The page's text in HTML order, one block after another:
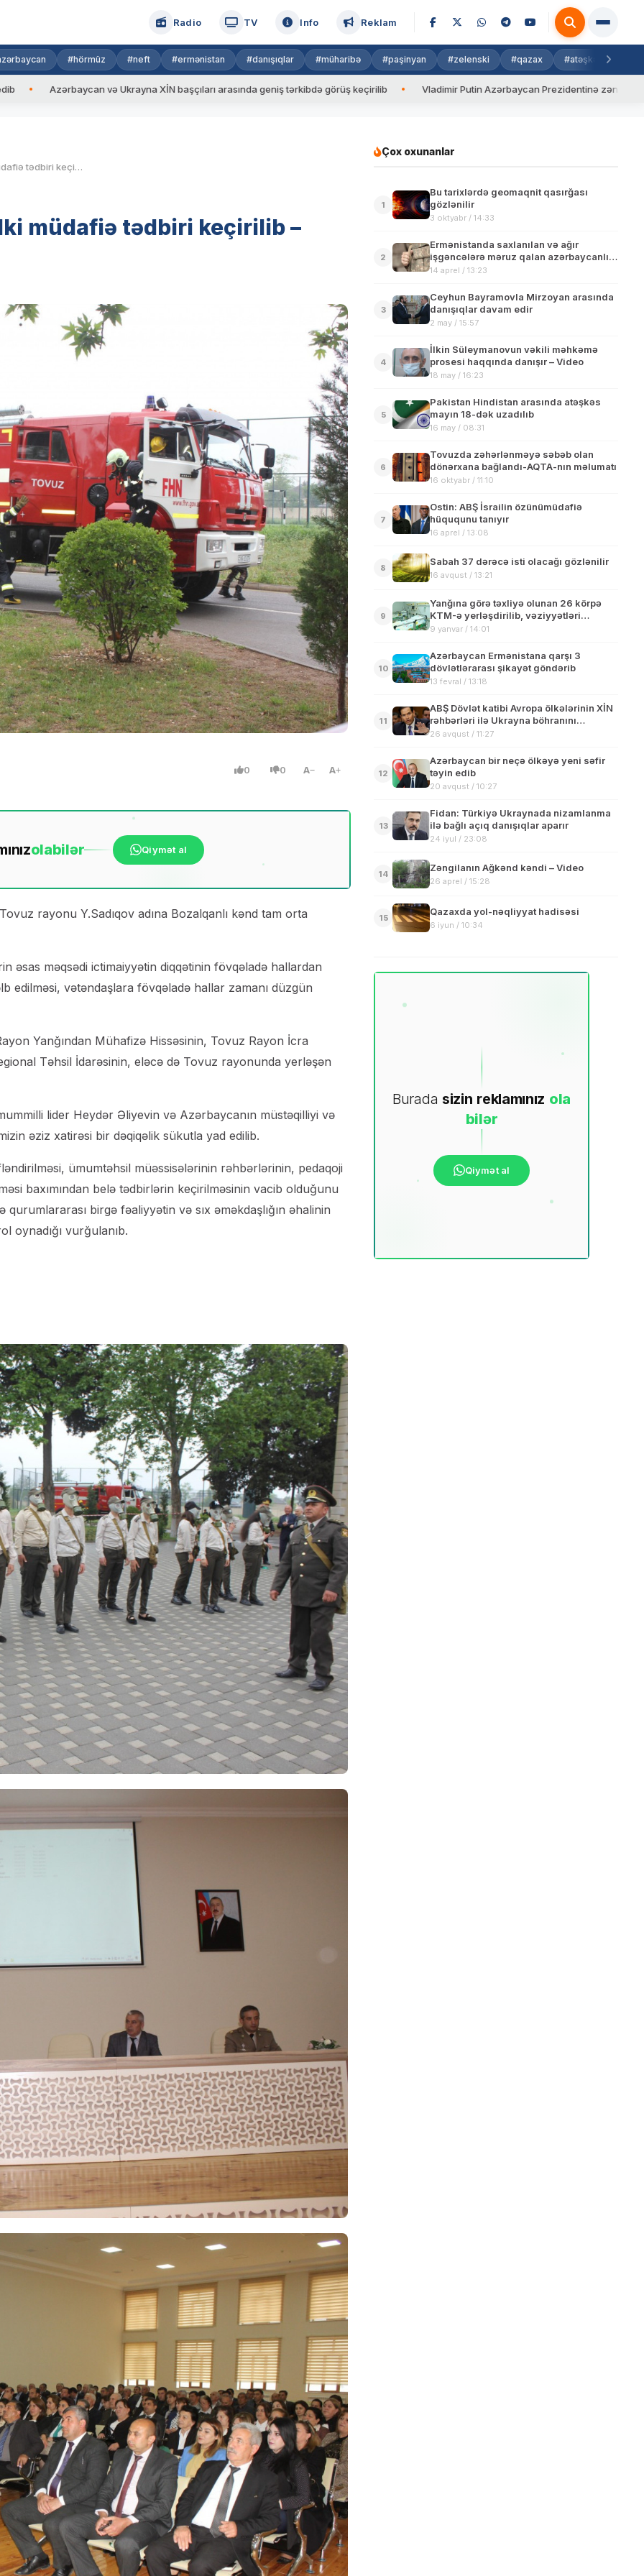
Radio TV Info Reklam
#hörmüz #neft #ermənistan #danışıqlar #müharibə #paşinyan #zelenski #qazax #atəşkəs
Ukrayna XİN başçıları arasında geniş tərkibdə görüş keçirilib Vladimir Putin Azərbaycan Prezidentinə zəng edib Valyuta
Tovuzda orta məktəbdə mülki müdafiə tədbiri keçirilib – FOTO
müdafiə tədbiri keçirilib –
0 0 A A
olabilər Qiymət al
rayonu Y.Sadıqov adına Bozalqanlı kənd tam orta
əsas məqsədi ictimaiyyətin diqqətinin fövqəladə hallardan
edilməsi, vətəndaşlara fövqəladə hallar zamanı düzgün
Yanğından Mühafizə Hissəsinin, Tovuz Rayon İcra
Təhsil İdarəsinin, eləcə də Tovuz rayonunda yerləşən
lider Heydər Əliyevin və Azərbaycanın müstəqilliyi və
əziz xatirəsi bir dəqiqəlik sükutla yad edilib.
ümumtəhsil müəssisələrinin rəhbərlərinin, pedaqoji
baxımından belə tədbirlərin keçirilməsinin vacib olduğunu
birgə fəaliyyətin və sıx əməkdaşlığın əhalinin
oynadığı vurğulanıb.
Çox oxunanlar
1
Bu tarixlərdə geomaqnit qasırğası
gözlənilir
3 oktyabr / 14:33
2
Ermənistanda saxlanılan və ağır
işgəncələrə məruz qalan azərbaycanlı
hərbçilər MTX-yə təhvil verilib
14 aprel / 13:23
3
Ceyhun Bayramovla Mirzoyan arasında
danışıqlar davam edir
2 may / 15:57
4
İlkin Süleymanovun vəkili məhkəmə
prosesi haqqında danışır – Video
18 may / 16:23
5
Pakistan Hindistan arasında atəşkəs
mayın 18-dək uzadılıb
16 may / 08:31
6
Tovuzda zəhərlənməyə səbəb olan
dönərxana bağlandı-AQTA-nın məlumatı
16 oktyabr / 11:10
7
Ostin: ABŞ İsrailin özünümüdafiə
hüququnu tanıyır
16 aprel / 13:08
8
Sabah 37 dərəcə isti olacağı gözlənilir
16 avqust / 13:21
9
Yanğına görə təxliyə olunan 26 körpə
KTM-ə yerləşdirilib, vəziyyətləri
stabildir
9 yanvar / 14:01
10
Azərbaycan Ermənistana qarşı 3
dövlətlərarası şikayət göndərib
13 fevral / 13:18
11
ABŞ Dövlət katibi Avropa ölkələrinin XİN
rəhbərləri ilə Ukrayna böhranını
müzakirə edib
26 avqust / 11:27
12
Azərbaycan bir neçə ölkəyə yeni səfir
təyin edib
20 avqust / 10:27
13
Fidan: Türkiyə Ukraynada nizamlanma
ilə bağlı açıq danışıqlar aparır
24 iyul / 23:08
14
Zəngilanın Ağkənd kəndi – Video
26 aprel / 15:28
15
Qazaxda yol-nəqliyyat hadisəsi
6 iyun / 10:34
Burada sizin reklamınız ola
bilər
Qiymət al